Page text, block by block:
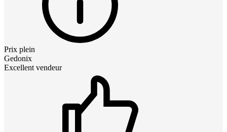
Prix plein
Gedonix
Excellent vendeur